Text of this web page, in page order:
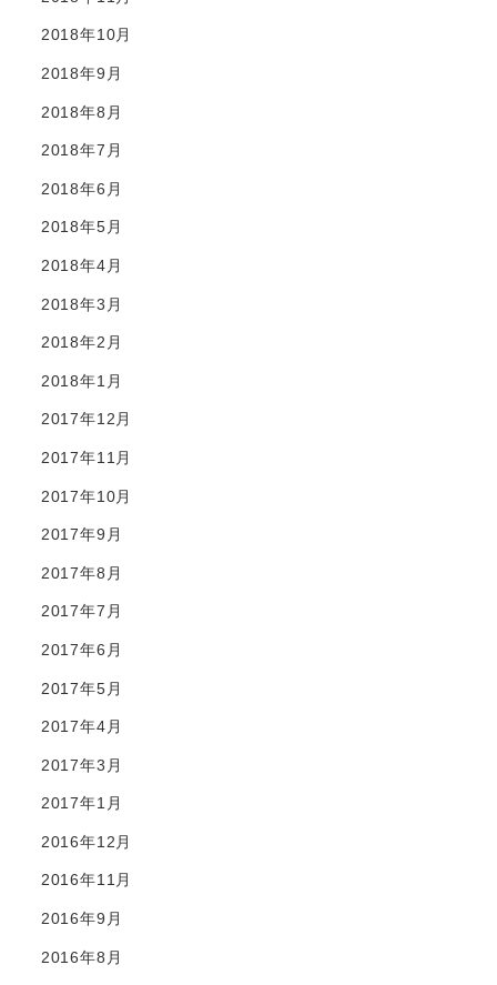
2018年10月
2018年9月
2018年8月
2018年7月
2018年6月
2018年5月
2018年4月
2018年3月
2018年2月
2018年1月
2017年12月
2017年11月
2017年10月
2017年9月
2017年8月
2017年7月
2017年6月
2017年5月
2017年4月
2017年3月
2017年1月
2016年12月
2016年11月
2016年9月
2016年8月